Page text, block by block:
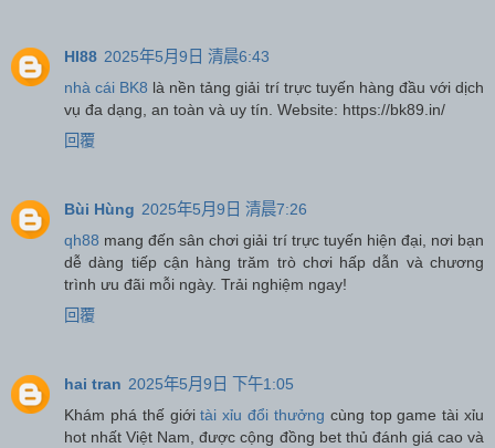
HI88 2025年5月9日 清晨6:43
nhà cái BK8 là nền tảng giải trí trực tuyến hàng đầu với dịch
vụ đa dạng, an toàn và uy tín. Website: https://bk89.in/
回覆
Bùi Hùng 2025年5月9日 清晨7:26
qh88 mang đến sân chơi giải trí trực tuyến hiện đại, nơi bạn
dễ dàng tiếp cận hàng trăm trò chơi hấp dẫn và chương
trình ưu đãi mỗi ngày. Trải nghiệm ngay!
回覆
hai tran 2025年5月9日 下午1:05
Khám phá thế giớitài xỉu đổi thưởng cùng top game tài xỉu
hot nhất Việt Nam, được cộng đồng bet thủ đánh giá cao và